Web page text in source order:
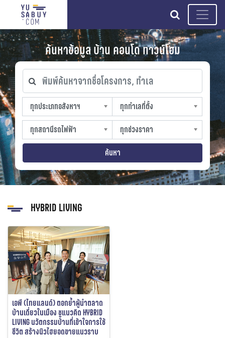
search
ค้นหาข้อมูล บ้าน คอนโด ทาวน์โฮม
พิมพ์ค้นหาจากชื่อโครงการ, ทำเล
ทุกประเภทอสังหาฯ
ทุกประเภทอสังหาฯ
sproperty
ทุกทำเลที่ตั้ง
ทุกทำเลที่ตั้ง
slocation
ทุกสถานีรถไฟฟ้า
ทุกสถานีรถไฟฟ้า
strain-station
ทุกช่วงราคา
ทุกช่วงราคา
sprice
ค้นหา
HYBRID LIVING
เอพี (ไทยแลนด์) ตอกย้ำผู้นำตลาด
บ้านเดี่ยวในเมือง ชูแนวคิด HYBRID
LIVING นวัตกรรมบ้านที่เข้าใจการใช้
ชีวิต สร้างนิวไฮยอดขายแนวราบ